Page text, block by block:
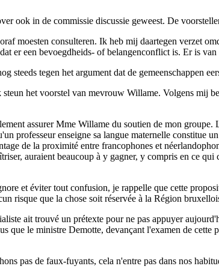
ook in de commissie discussie geweest. De
moesten consulteren. Ik heb mij daartegen verzet
er een bevoegdheids- of belangenconflict is. Er is
steeds tegen het argument dat de gemeenschappen
steun het voorstel van mevrouw Willame. Volgens mij
assurer Mme Willame du soutien de mon
professeur enseigne sa langue maternelle
de la proximité entre francophones et
auraient beaucoup à y gagner, y compris en ce
et éviter tout confusion, je rappelle que cette
risque que la chose soit réservée à la Région
ait trouvé un prétexte pour ne pas appuyer
que le ministre Demotte, devançant l'examen de
pas de faux-fuyants, cela n'entre pas dans nos